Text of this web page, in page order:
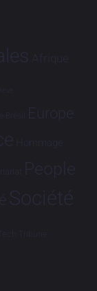
Afrique
Brésil Europe
Hommage
People
Société
Tech Tribune